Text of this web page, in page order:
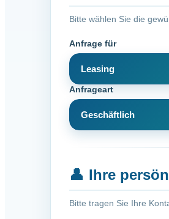
Bitte wählen Sie die
Anfrage für
Leasing
Anfrageart
Geschäftlich
👤 Ihre
Bitte tragen Sie Ihre